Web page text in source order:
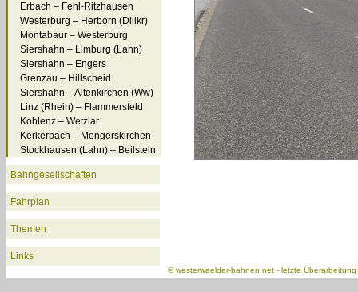
Erbach – Fehl-Ritzhausen
Westerburg – Herborn (Dillkr)
Montabaur – Westerburg
Siershahn – Limburg (Lahn)
Siershahn – Engers
Grenzau – Hillscheid
Siershahn – Altenkirchen (Ww)
Linz (Rhein) – Flammersfeld
Koblenz – Wetzlar
Kerkerbach – Mengerskirchen
Stockhausen (Lahn) – Beilstein
Bahngesellschaften
Fahrplan
Themen
Links
©westerwaelder-bahnen.net - letzte